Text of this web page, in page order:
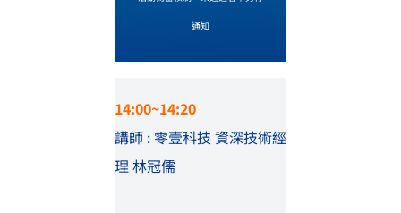
通知
14:00~14:20
講師 : 零壹科技 資深技術經
理 林冠儒